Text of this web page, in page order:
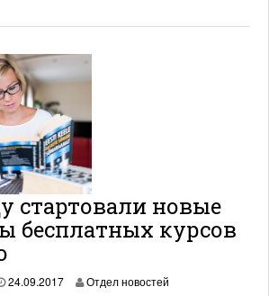
стартовали новые
бесплатных курсов
24.09.20171
Отдел новостей